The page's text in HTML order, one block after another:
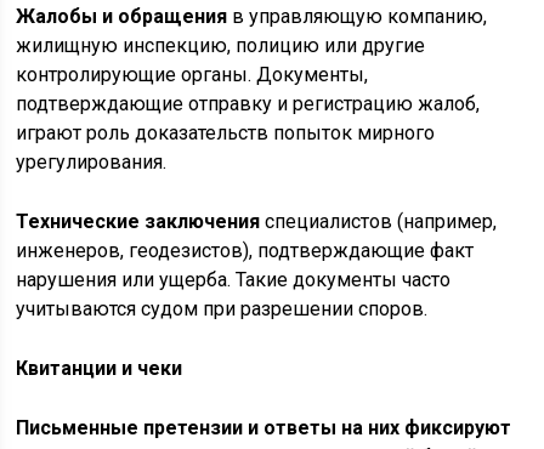
Жалобы и обращения в управляющую компанию,
жилищную инспекцию, полицию или другие
контролирующие органы. Документы,
подтверждающие отправку и регистрацию жалоб,
играют роль доказательств попыток мирного
урегулирования.
Технические заключения специалистов (например,
инженеров, геодезистов), подтверждающие факт
нарушения или ущерба. Такие документы часто
учитываются судом при разрешении споров.
Квитанции и чеки
Письменные претензии и ответы на них фиксируют